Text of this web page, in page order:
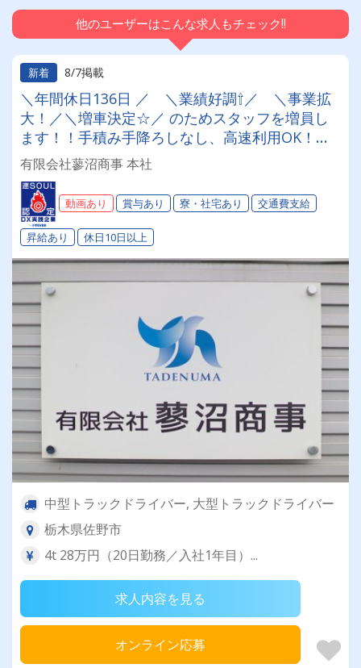
他のユーザーはこんな求人もチェック!!
新着 8/7掲載
＼年間休日136日 ／ ＼業績好調⇧／ ＼事業拡
大！／＼増車決定☆／ のためスタッフを増員し
ます！！手積み手降ろしなし、高速利用OK！充
実の福利厚生！賞与・昇給・退職金もありま
す！！地方の方は社員寮も完備しています♪お気
軽にご応募ください！
有限会社蓼沼商事 本社
動画あり 賞与あり 寮・社宅あり 交通費支給
昇給あり 休日10日以上
中型トラックドライバー, 大型トラックドライバー
栃木県佐野市
4t 28万円（20日勤務／入社1年目）...
求人内容を見る
オンライン応募